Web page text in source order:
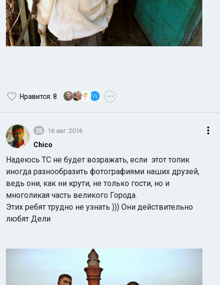
Нравится: 8 W •••
25 16 авг. 2016
Chico
Надеюсь ТС не будет возражать, если этот топик
иногда разнообразить фотографиями наших друзей,
ведь они, как ни крути, не только гости, но и
многоликая часть великого Города.
Этих ребят трудно не узнать ))) Они действительно
любят Дели